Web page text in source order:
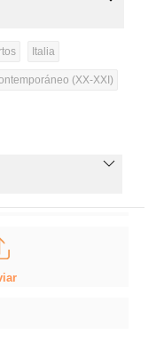
Italia
(XX-XXI)